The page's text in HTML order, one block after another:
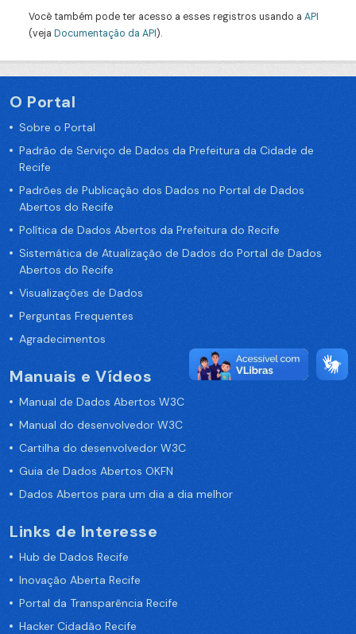
Você também pode ter acesso a esses registros usando a API
(veja Documentação da API).
O Portal
Sobre o Portal
Padrão de Serviço de Dados da Prefeitura da Cidade de
Recife
Padrões de Publicação dos Dados no Portal de Dados
Abertos do Recife
Política de Dados Abertos da Prefeitura do Recife
Sistemática de Atualização de Dados do Portal de Dados
Abertos do Recife
Visualizações de Dados
Perguntas Frequentes
Agradecimentos
Manuais e Vídeos
Manual de Dados Abertos W3C
Manual do desenvolvedor W3C
Cartilha do desenvolvedor W3C
Guia de Dados Abertos OKFN
Dados Abertos para um dia a dia melhor
Links de Interesse
Hub de Dados Recife
Inovação Aberta Recife
Portal da Transparência Recife
Hacker Cidadão Recife